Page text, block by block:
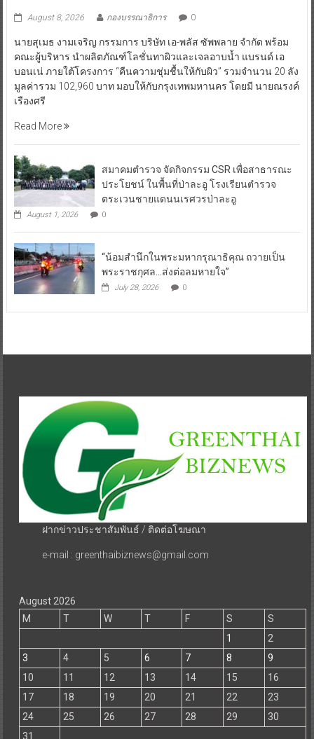
August 8, 2026 กองบรรณาธิการ 0
นายสุเมธ งามเจริญ กรรมการ บริษัท เอ-พลัส ซัพพลาย จำกัด พร้อม
คณะผู้บริหาร นำผลิตภัณฑ์โลชั่นทาผิวและเจลอาบน้ำ แบรนด์ เอ
บอนเน่ ภายใต้โครงการ “คืนความชุ่มชื้นให้กับผิว” รวมจำนวน 20 ลัง
มูลค่ารวม 102,960 บาท มอบให้กับกรุงเทพมหานคร โดยมี นายณรงค์
เรืองศรี
Read More
สมาคมตำรวจ จัดกิจกรรม CSR เพื่อสาธารณะ
ประโยชน์ ในพื้นที่ป่าละอู โรงเรียนตำรวจ
ตระเวนชายแดนนเรศวรป่าละอู
August 1, 2026 0
“น้อมสำนึกในพระมหากรุณาธิคุณ ถวายเป็น
พระราชกุศล…ส่งต่อลมหายใจ”
July 28, 2026 0
ฝากข่าวประชาสัมพันธ์ / ติดต่อโฆษณา
e-mail : greenthaibiznews@gmail.com
August 2026
M
T W T F S
S
1
2
3
4 5 6 7 8
9
10
11 12 13 14 15
16
17
18 19 20 21 22
23
24
25 26 27 28 29
30
31